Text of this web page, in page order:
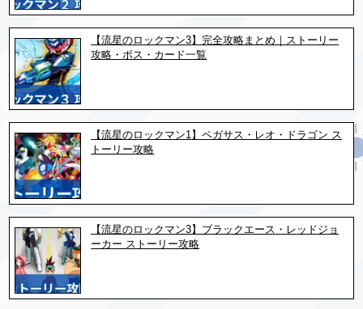
【流星のロックマン3】完全攻略まとめ｜ストーリー
攻略・ボス・カード一覧
【流星のロックマン1】ペガサス・レオ・ドラゴン ス
トーリー攻略
【流星のロックマン3】ブラックエース・レッドジョ
ーカー ストーリー攻略